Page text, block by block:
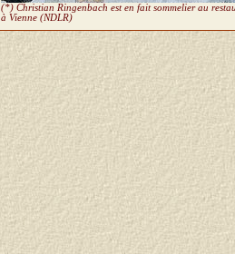
(*) Christian Ringenbach est en fait sommelier au
à Vienne (NDLR)